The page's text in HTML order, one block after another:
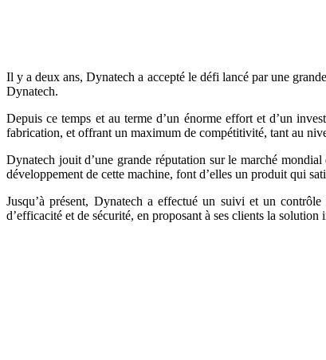
Il y a deux ans, Dynatech a accepté le défi lancé par une
Dynatech.
Depuis ce temps et au terme d’un énorme effort et d’un
fabrication, et offrant un maximum de compétitivité, tant au
Dynatech jouit d’une grande réputation sur le marché mondial
développement de cette machine, font d’elles un produit qui
Jusqu’à présent, Dynatech a effectué un suivi et un
d’efficacité et de sécurité, en proposant à ses clients la solution